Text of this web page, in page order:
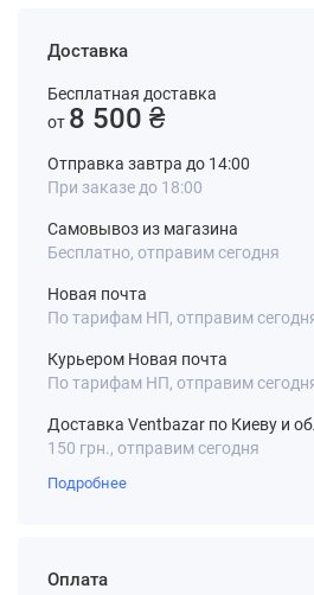
Доставка
Бесплатная доставка
от 8 500 ₴
Отправка завтра до 14:00
При заказе до 18:00
Самовывоз из магазина
Бесплатно, отправим сегодня
Новая почта
По тарифам НП, отправим
Курьером Новая почта
По тарифам НП, отправим
Доставка Ventbazar по Киеву и
150 грн., отправим сегодня
Подробнее
Оплата